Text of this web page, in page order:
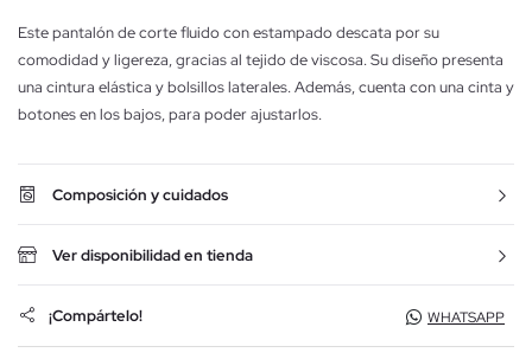
Este pantalón de corte fluido con estampado descata por su
comodidad y ligereza, gracias al tejido de viscosa. Su diseño presenta
una cintura elástica y bolsillos laterales. Además, cuenta con una cinta y
botones en los bajos, para poder ajustarlos.
Composición y cuidados
Ver disponibilidad en tienda
¡Compártelo! WHATSAPP